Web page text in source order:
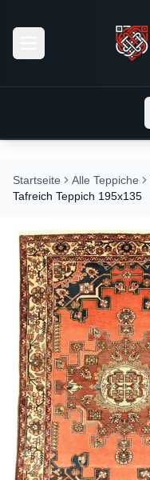
Startseite Alle Teppiche
Tafreich Teppich 195x135